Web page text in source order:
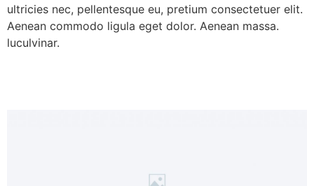
ultricies nec, pellentesque eu, pretium consectetuer elit.
Aenean commodo ligula eget dolor. Aenean massa.
luculvinar.